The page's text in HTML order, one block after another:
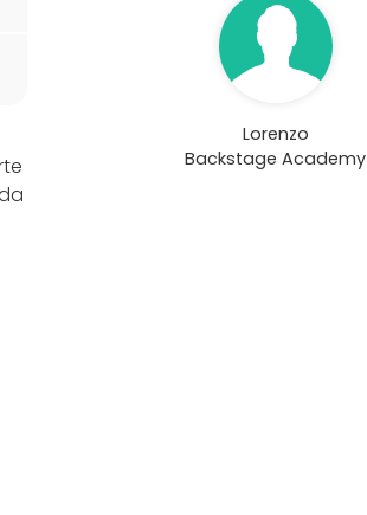
Lorenzo
Backstage Academy